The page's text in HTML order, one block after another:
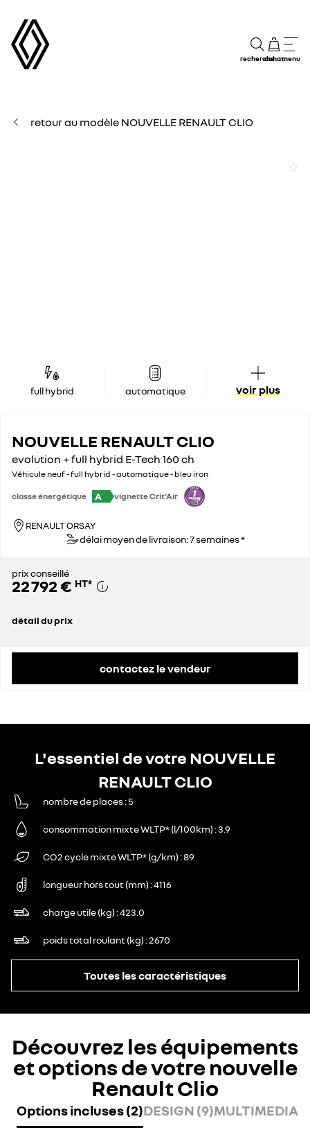
rechercheachatmenu
retour au modèle NOUVELLE RENAULT CLIO
full hybrid automatique voir plus
NOUVELLE RENAULT CLIO
evolution + full hybrid E-Tech 160 ch
Véhicule neuf - full hybrid - automatique - bleu iron
classe énergétique A vignette Crit'Air
RENAULT ORSAY
délai moyen de livraison: 7 semaines *
prix conseillé
22 792 € HT*
détail du prix
contactez le vendeur
L'essentiel de votre NOUVELLE
RENAULT CLIO
nombre de places 5
consommation mixte WLTP* (l/100km) 3.9
CO2 cycle mixte WLTP* (g/km) 89
longueur hors tout (mm) 4116
charge utile (kg) 423.0
poids total roulant (kg) 2670
Toutes les caractéristiques
Découvrez les équipements
et options de votre nouvelle
Renault Clio
Options incluses (2)DESIGN (9)MULTIMEDIA